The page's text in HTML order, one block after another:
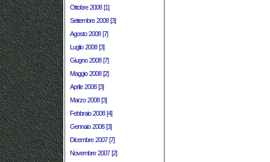
Ottobre 2008 [1]
Settembre 2008 [3]
Agosto 2008 [7]
Luglio 2008 [3]
Giugno 2008 [7]
Maggio 2008 [2]
Aprile 2008 [3]
Marzo 2008 [3]
Febbraio 2008 [4]
Gennaio 2008 [3]
Dicembre 2007 [7]
Novembre 2007 [2]